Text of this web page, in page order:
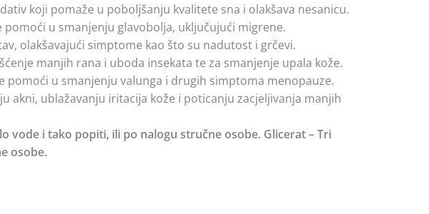
koji pomaže u poboljšanju kvalitete sna i olakšava nesanicu.
u smanjenju glavobolja, uključujući migrene.
olakšavajući simptome kao što su nadutost i grčevi.
manjih rana i uboda insekata te za smanjenje upala kože.
pomoći u smanjenju valunga i drugih simptoma menopauze.
ublažavanju iritacija kože i poticanju zacjeljivanja manjih
vode i tako popiti, ili po nalogu stručne osobe. Glicerat – Tri
osobe.